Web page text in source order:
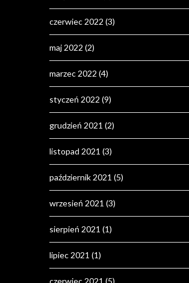
czerwiec 2022 (3)
maj 2022 (2)
marzec 2022 (4)
styczeń 2022 (9)
grudzień 2021 (2)
listopad 2021 (3)
październik 2021 (5)
wrzesień 2021 (3)
sierpień 2021 (1)
lipiec 2021 (1)
czerwiec 2021 (5)